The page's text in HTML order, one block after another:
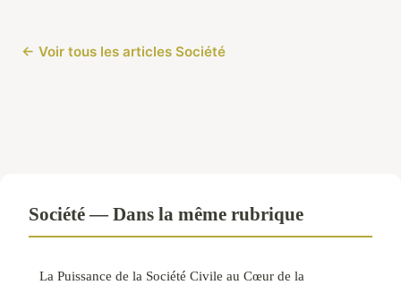
← Voir tous les articles Société
Société — Dans la même rubrique
La Puissance de la Société Civile au Cœur de la